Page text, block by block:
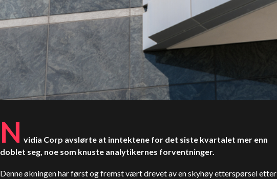
N vidia Corp avslørte at inntektene for det siste kvartalet mer enn
doblet seg, noe som knuste analytikernes forventninger.
Denne økningen har først og fremst vært drevet av en skyhøy etterspørsel etter